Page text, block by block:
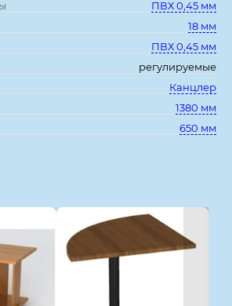
ПВХ 0,45 мм
18 мм
ПВХ 0,45 мм
регулируемые
Канцлер
1380 мм
650 мм